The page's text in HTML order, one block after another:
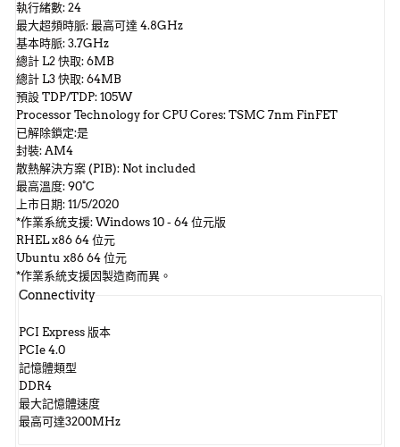
執行緒數: 24
最大超頻時脈: 最高可達 4.8GHz
基本時脈: 3.7GHz
總計 L2 快取: 6MB
總計 L3 快取: 64MB
預設 TDP/TDP: 105W
Processor Technology for CPU Cores: TSMC 7nm FinFET
已解除鎖定:是
封裝: AM4
散熱解決方案 (PIB): Not included
最高溫度: 90°C
上市日期: 11/5/2020
*作業系統支援: Windows 10 - 64 位元版
RHEL x86 64 位元
Ubuntu x86 64 位元
*作業系統支援因製造商而異。
Connectivity
PCI Express 版本
PCIe 4.0
記憶體類型
DDR4
最大記憶體速度
最高可達3200MHz